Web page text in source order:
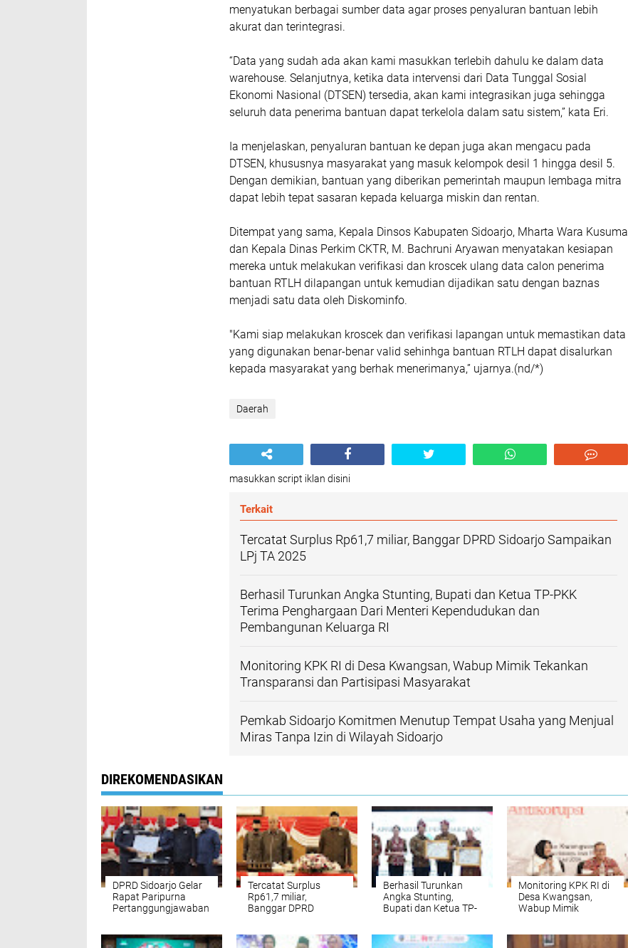
menyatukan berbagai sumber data agar proses penyaluran bantuan lebih
akurat dan terintegrasi.
“Data yang sudah ada akan kami masukkan terlebih dahulu ke dalam data
warehouse. Selanjutnya, ketika data intervensi dari Data Tunggal Sosial
Ekonomi Nasional (DTSEN) tersedia, akan kami integrasikan juga sehingga
seluruh data penerima bantuan dapat terkelola dalam satu sistem,” kata Eri.
Ia menjelaskan, penyaluran bantuan ke depan juga akan mengacu pada
DTSEN, khususnya masyarakat yang masuk kelompok desil 1 hingga desil 5.
Dengan demikian, bantuan yang diberikan pemerintah maupun lembaga mitra
dapat lebih tepat sasaran kepada keluarga miskin dan rentan.
Ditempat yang sama, Kepala Dinsos Kabupaten Sidoarjo, Mharta Wara Kusuma
dan Kepala Dinas Perkim CKTR, M. Bachruni Aryawan menyatakan kesiapan
mereka untuk melakukan verifikasi dan kroscek ulang data calon penerima
bantuan RTLH dilapangan untuk kemudian dijadikan satu dengan baznas
menjadi satu data oleh Diskominfo.
"Kami siap melakukan kroscek dan verifikasi lapangan untuk memastikan data
yang digunakan benar-benar valid sehinhga bantuan RTLH dapat disalurkan
kepada masyarakat yang berhak menerimanya,” ujarnya.(nd/*)
Daerah
masukkan script iklan disini
Terkait
Tercatat Surplus Rp61,7 miliar, Banggar DPRD Sidoarjo Sampaikan
LPj TA 2025
Berhasil Turunkan Angka Stunting, Bupati dan Ketua TP-PKK
Terima Penghargaan Dari Menteri Kependudukan dan
Pembangunan Keluarga RI
Monitoring KPK RI di Desa Kwangsan, Wabup Mimik Tekankan
Transparansi dan Partisipasi Masyarakat
Pemkab Sidoarjo Komitmen Menutup Tempat Usaha yang Menjual
Miras Tanpa Izin di Wilayah Sidoarjo
DIREKOMENDASIKAN
DPRD Sidoarjo Gelar
Rapat Paripurna
Pertanggungjawaban
2025
Tercatat Surplus
Rp61,7 miliar,
Banggar DPRD
Berhasil Turunkan
Angka Stunting,
Bupati dan Ketua TP-
Menteri
Monitoring KPK RI di
Desa Kwangsan,
Wabup Mimik
Partisipasi